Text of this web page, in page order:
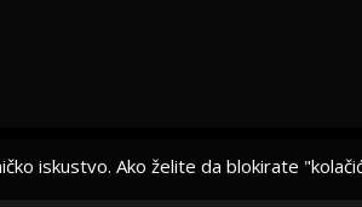
iskustvo. Ako želite da blokirate